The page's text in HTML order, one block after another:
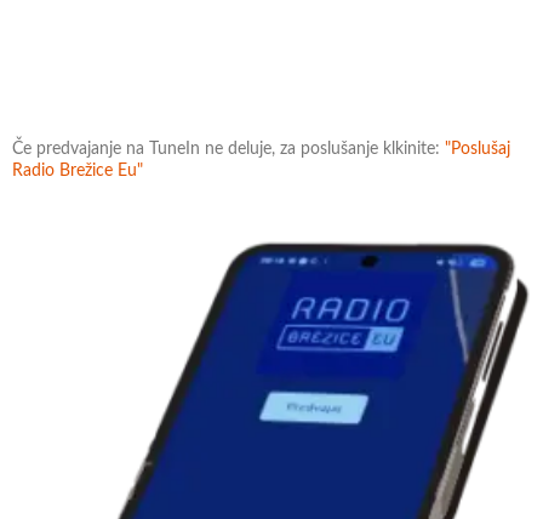
Če predvajanje na TuneIn ne deluje, za poslušanje klkinite: "Poslušaj
Radio Brežice Eu"